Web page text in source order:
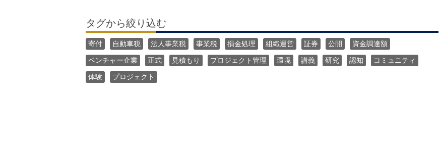
タグから絞り込む
寄付 自動車税 法人事業税 事業税 損金処理 組織運営 証券 公開 資金調達額
ベンチャー企業 正式 見積もり プロジェクト管理 環境 講義 研究 認知 コミュニティ
体験 プロジェクト